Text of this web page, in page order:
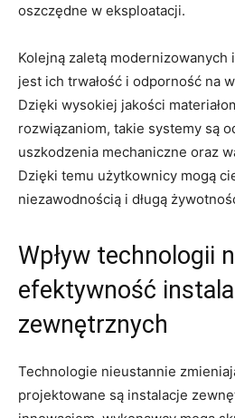
‍oszczędne w eksploatacji.
Kolejną zaletą
jest⁢ ich trwałość ​i odporność na
Dzięki wysokiej jakości
rozwiązaniom, takie systemy są
uszkodzenia mechaniczne oraz
Dzięki ‌temu użytkownicy mogą
niezawodnością i długą
Wpływ⁢ technologii
‍efektywność⁢
zewnętrznych
Technologie nieustannie
projektowane są instalacje